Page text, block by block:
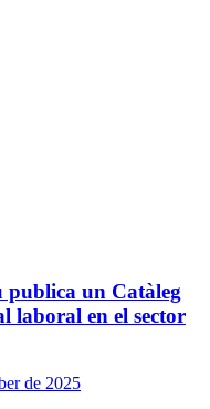
publica un Catàleg
laboral en el sector
de 2025